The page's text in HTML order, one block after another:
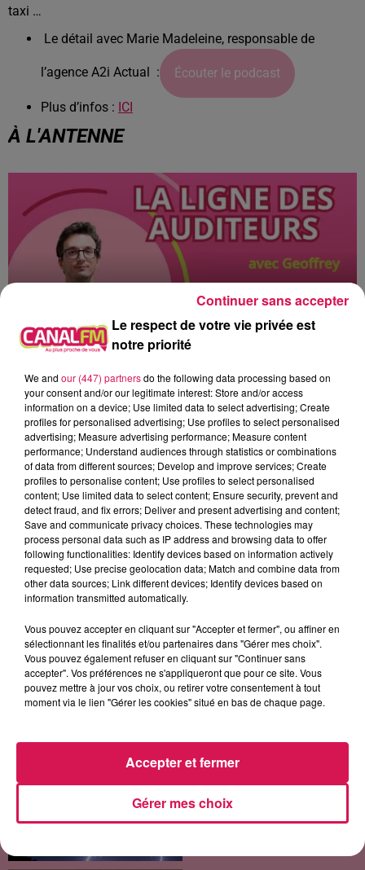
taxi …
Le détail avec Marie Madeleine, responsable de
l’agence A2i Actual : Écouter le podcast
Plus d’infos : ICI
À L'ANTENNE
9h00 - 13h00
la ligne des auditeurs
10h14
10h14
TOVE LO X STROMAE
10h05
10h05
BOYZ II MEN
10h01
10h01
LES ARTICLES LES PLUS CONSULTÉS
CHALEUR ET RISQUE
D'ORAGES CE LUNDI EN
SAMBRE-AVESNOIS-
THIÉRACHE
Un temps typiquement estival
et changeant concerne nos
Le respect de votre vie privée est
notre priorité
We and our (447) partnersdo the following data processing based on
your consent and/or our legitimate interest: Store and/or access
information on a device; Use limited data to select advertising; Create
profiles for personalised advertising; Use profiles to select personalised
advertising; Measure advertising performance; Measure content
performance; Understand audiences through statistics or combinations
of data from different sources; Develop and improve services; Create
profiles to personalise content; Use profiles to select personalised
content; Use limited data to select content; Ensure security, prevent and
detect fraud, and fix errors; Deliver and present advertising and content;
Save and communicate privacy choices. These technologies may
process personal data such as IP address and browsing data to offer
following functionalities: Identify devices based on information actively
requested; Use precise geolocation data; Match and combine data from
other data sources; Link different devices; Identify devices based on
information transmitted automatically.
Vous pouvez accepter en cliquant sur "Accepter et fermer", ou affiner en
sélectionnant les finalités et/ou partenaires dans "Gérer mes choix".
Vous pouvez également refuser en cliquant sur "Continuer sans
accepter". Vos préférences ne s'appliqueront que pour ce site. Vous
pouvez mettre à jour vos choix, ou retirer votre consentement à tout
moment via le lien "Gérer les cookies" situé en bas de chaque page.
Gérer mes choix
Accepter et fermer
Continuer sans accepter